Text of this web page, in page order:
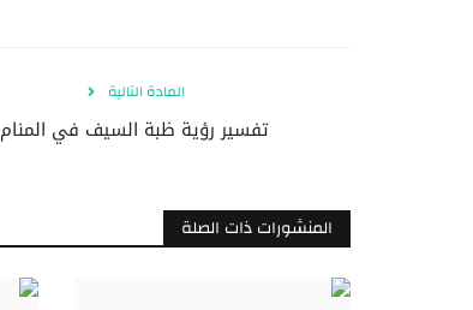
المادة التالية
تفسير رؤية ظبة السيف في المنام
المنشورات ذات الصلة